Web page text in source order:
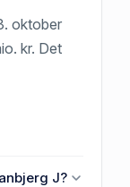
oktober
kr. Det
J?